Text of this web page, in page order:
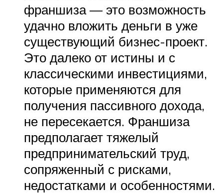
франшиза — это возможность
удачно вложить деньги в уже
существующий бизнес-проект.
Это далеко от истины и с
классическими инвестициями,
которые применяются для
получения пассивного дохода,
не пересекается. Франшиза
предполагает тяжелый
предпринимательский труд,
сопряженный с рисками,
недостатками и особенностями.